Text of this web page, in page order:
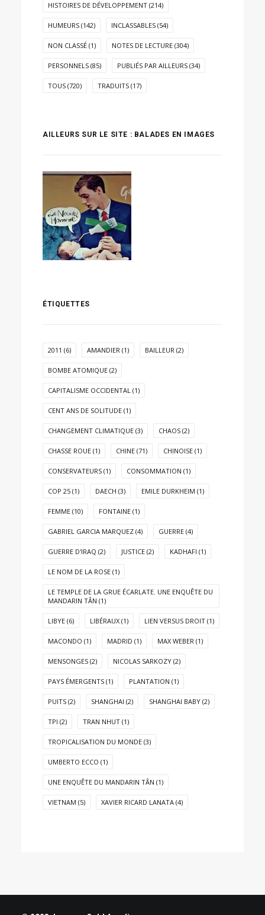
HISTOIRES DE DÉVELOPPEMENT (214)
HUMEURS (142) INCLASSABLES (54)
NON CLASSÉ (1) NOTES DE LECTURE (304)
PERSONNELS (85) PUBLIÉS PAR AILLEURS (34)
TOUS (720) TRADUITS (17)
AILLEURS SUR LE SITE : BALADES EN IMAGES
ÉTIQUETTES
2011 (6) AMANDIER (1) BAILLEUR (2)
BOMBE ATOMIQUE (2)
CAPITALISME OCCIDENTAL (1)
CENT ANS DE SOLITUDE (1)
CHANGEMENT CLIMATIQUE (3) CHAOS (2)
CHASSE ROUE (1) CHINE (71) CHINOISE (1)
CONSERVATEURS (1) CONSOMMATION (1)
COP 25 (1) DAECH (3) EMILE DURKHEIM (1)
FEMME (10) FONTAINE (1)
GABRIEL GARCIA MARQUEZ (4) GUERRE (4)
GUERRE D'IRAQ (2) JUSTICE (2) KADHAFI (1)
LE NOM DE LA ROSE (1)
LE TEMPLE DE LA GRUE ÉCARLATE. UNE ENQUÊTE DU
MANDARIN TÂN (1)
LIBYE (6) LIBÉRAUX (1) LIEN VERSUS DROIT (1)
MACONDO (1) MADRID (1) MAX WEBER (1)
MENSONGES (2) NICOLAS SARKOZY (2)
PAYS ÉMERGENTS (1) PLANTATION (1)
PUITS (2) SHANGHAI (2) SHANGHAI BABY (2)
TPI (2) TRAN NHUT (1)
TROPICALISATION DU MONDE (3)
UMBERTO ECCO (1)
UNE ENQUÊTE DU MANDARIN TÂN (1)
VIETNAM (5) XAVIER RICARD LANATA (4)